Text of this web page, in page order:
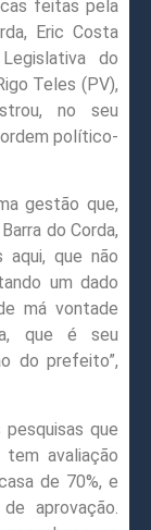
feitas pela
Eric Costa
do
Teles (PV),
no seu
político-
gestão que,
do Corda,
aqui, que não
um dado
má vontade
que é seu
do prefeito”,
que
avaliação
de 70%, e
aprovação.